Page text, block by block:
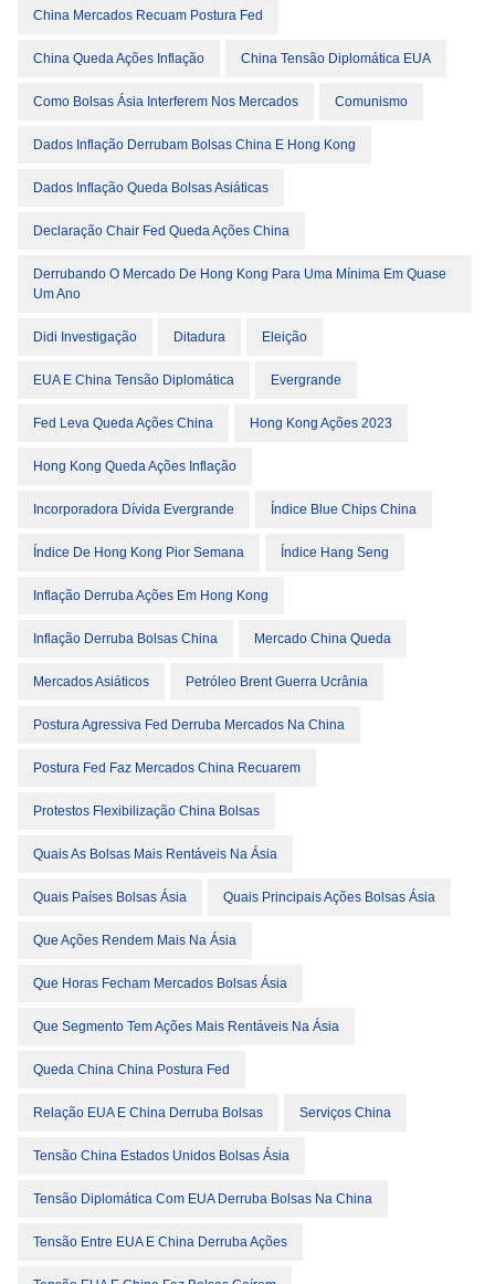
China Mercados Recuam Postura Fed
China Queda Ações Inflação China Tensão Diplomática EUA
Como Bolsas Ásia Interferem Nos Mercados Comunismo
Dados Inflação Derrubam Bolsas China E Hong Kong
Dados Inflação Queda Bolsas Asiáticas
Declaração Chair Fed Queda Ações China
Derrubando O Mercado De Hong Kong Para Uma Mínima Em Quase
Um Ano
Didi Investigação Ditadura Eleição
EUA E China Tensão Diplomática Evergrande
Fed Leva Queda Ações China Hong Kong Ações 2023
Hong Kong Queda Ações Inflação
Incorporadora Dívida Evergrande Índice Blue Chips China
Índice De Hong Kong Pior Semana Índice Hang Seng
Inflação Derruba Ações Em Hong Kong
Inflação Derruba Bolsas China Mercado China Queda
Mercados Asiáticos Petróleo Brent Guerra Ucrânia
Postura Agressiva Fed Derruba Mercados Na China
Postura Fed Faz Mercados China Recuarem
Protestos Flexibilização China Bolsas
Quais As Bolsas Mais Rentáveis Na Ásia
Quais Países Bolsas Ásia Quais Principais Ações Bolsas Ásia
Que Ações Rendem Mais Na Ásia
Que Horas Fecham Mercados Bolsas Ásia
Que Segmento Tem Ações Mais Rentáveis Na Ásia
Queda China China Postura Fed
Relação EUA E China Derruba Bolsas Serviços China
Tensão China Estados Unidos Bolsas Ásia
Tensão Diplomática Com EUA Derruba Bolsas Na China
Tensão Entre EUA E China Derruba Ações